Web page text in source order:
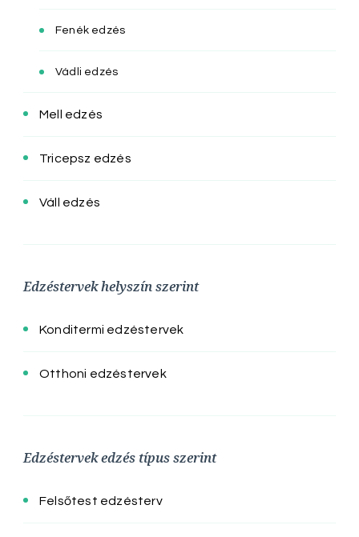
Fenék edzés
Vádli edzés
Mell edzés
Tricepsz edzés
Váll edzés
Edzéstervek helyszín szerint
Konditermi edzéstervek
Otthoni edzéstervek
Edzéstervek edzés típus szerint
Felsőtest edzésterv